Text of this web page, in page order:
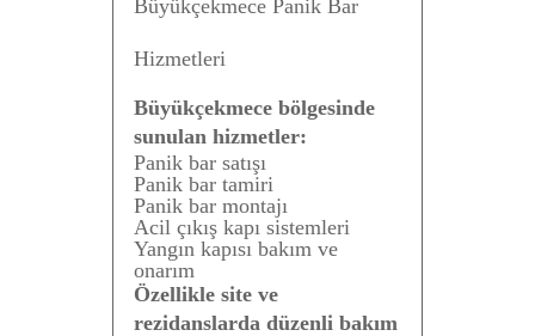
Büyükçekmece Panik Bar
Hizmetleri
Büyükçekmece bölgesinde
sunulan hizmetler:
Panik bar satışı
Panik bar tamiri
Panik bar montajı
Acil çıkış kapı sistemleri
Yangın kapısı bakım ve
onarım
Özellikle site ve
rezidanslarda düzenli bakım